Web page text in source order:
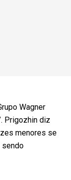
Wagner
Prigozhin diz
menores se
sendo